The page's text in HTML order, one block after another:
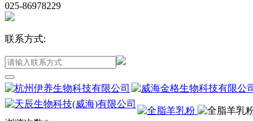
025-86978229
联系方式: